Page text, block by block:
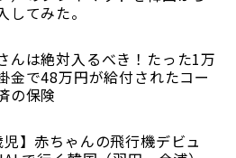
してみた。
んは絶対入るべき！たった1万
金で48万円が給付されたコー
の保険
児】赤ちゃんの飛行機デビュ